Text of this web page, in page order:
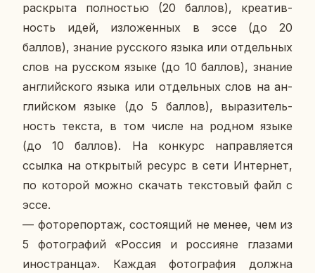
рас­кры­та пол­но­стью (20 баллов), кре­а­тив­
ность идей, из­ло­жен­ных в эссе (до 20
баллов), знание рус­ско­го языка или от­дель­ных
слов на рус­ском языке (до 10 баллов), знание
ан­глий­ско­го языка или от­дель­ных слов на ан­
глий­ском языке (до 5 баллов), вы­ра­зи­тель­
ность текста, в том числе на родном языке
(до 10 баллов). На кон­курс на­прав­ля­ет­ся
ссылка на от­кры­тый ресурс в сети Ин­тер­нет,
по ко­то­рой можно ска­чать тек­сто­вый файл с
эссе.
— фо­то­ре­пор­таж, со­сто­я­щий не менее, чем из
5 фо­то­гра­фий «Россия и рос­си­яне гла­за­ми
ино­стран­ца». Каждая фо­то­гра­фия должна